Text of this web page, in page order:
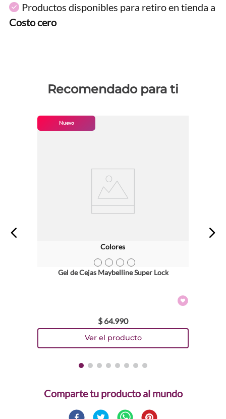
Productos disponibles para retiro en tienda a
Costo cero
Recomendado para ti
Nuevo
Colores
Gel de Cejas Maybelline Super Lock
$ 64.990
Comparte